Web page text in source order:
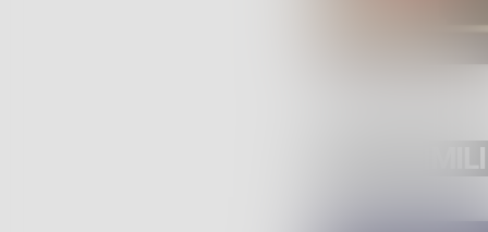
POST SIMILI